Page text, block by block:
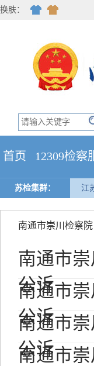
换肤：
首页 12309检察
苏检集群： 江
南通市崇川检察院
南通市
公诉
南通市
公诉
南通市
公诉
南通市